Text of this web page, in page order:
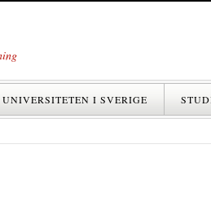
UNIVERSITETEN I SVERIGE